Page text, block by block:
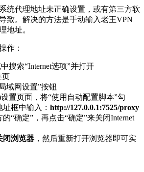
统代理地址未正确设置，或有第三方软
致。解决的方法是手动输入老王VPN
地址。
作：
搜索“Internet选项”并打开
页
域网设置”按钮
置页面，将“使用自动配置脚本”勾
框中输入： http://127.0.0.1:7525/proxy
“确定”，再点击“确定”来关闭Internet
闭浏览器 ，然后重新打开浏览器即可实